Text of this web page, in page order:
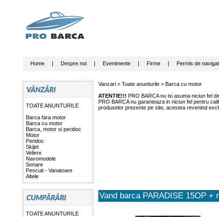
Home| Despre noi| Evenimente| Firme| Permis de
TOATE ANUNTURILE
Barca fara motor
Barca cu motor
Barca, motor si peridoc
Motor
Peridoc
Skijet
Veliere
Navomodele
Sonare
Pescuit - Vanatoare
Altele
TOATE ANUNTURILE
Vanzari > Toate anunturile> Barca cu motor
ATENTIE!!! PRO BARCA nu isi asuma niciun fel
PRO BARCA nu garanteaza in niciun fel pentru
produselor prezente pe site, acestea revenind
Vand barca PARADISE 15OP +